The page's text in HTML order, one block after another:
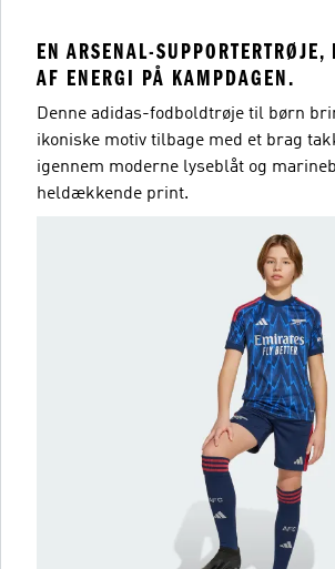
EN ARSENAL-SUPPORTERTRØJE,
AF ENERGI PÅ KAMPDAGEN.
Denne adidas-fodboldtrøje til børn
ikoniske motiv tilbage med et brag
igennem moderne lyseblåt og
heldækkende print.